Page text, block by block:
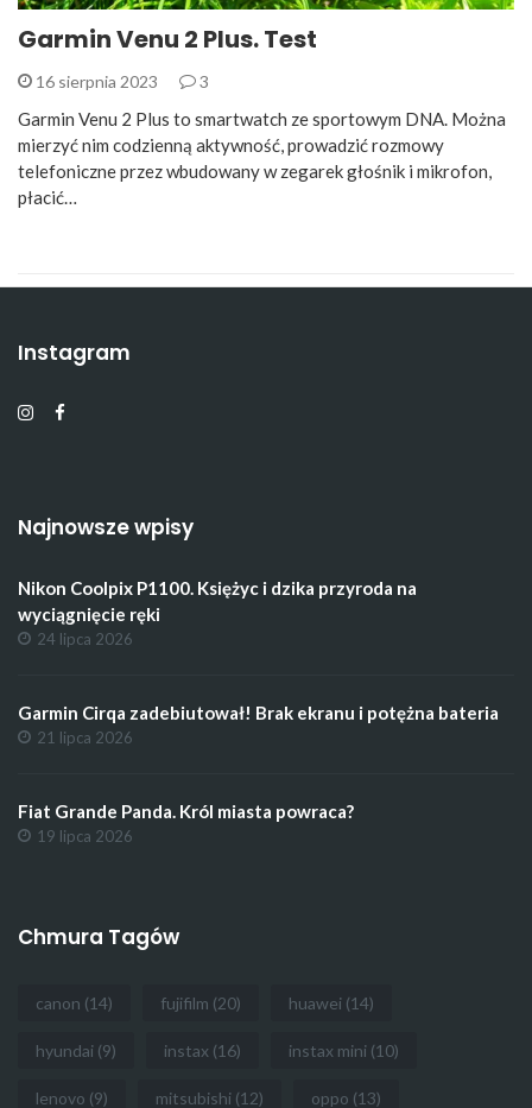
Garmin Venu 2 Plus. Test
16 sierpnia 2023 3
Garmin Venu 2 Plus to smartwatch ze sportowym DNA. Można
mierzyć nim codzienną aktywność, prowadzić rozmowy
telefoniczne przez wbudowany w zegarek głośnik i mikrofon,
płacić…
Instagram
Najnowsze wpisy
Nikon Coolpix P1100. Księżyc i dzika przyroda na
wyciągnięcie ręki
24 lipca 2026
Garmin Cirqa zadebiutował! Brak ekranu i potężna bateria
21 lipca 2026
Fiat Grande Panda. Król miasta powraca?
19 lipca 2026
Chmura Tagów
canon (14) fujifilm (20) huawei (14)
hyundai (9) instax (16) instax mini (10)
lenovo (9) mitsubishi (12) oppo (13)